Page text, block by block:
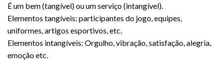
É um bem (tangível) ou um serviço (intangível).
Elementos tangíveis: participantes do jogo, equipes,
uniformes, artigos esportivos, etc.
Elementos intangíveis: Orgulho, vibração, satisfação, alegria,
emoção etc.